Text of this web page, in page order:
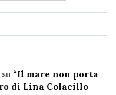
su “Il mare non porta
di Lina Colacillo